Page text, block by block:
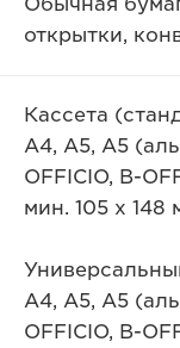
открытки,
Кассета
A4, A5, A5
OFFICIO, B-
мин. 105 х 148
A4, A5, A5
OFFICIO, B-